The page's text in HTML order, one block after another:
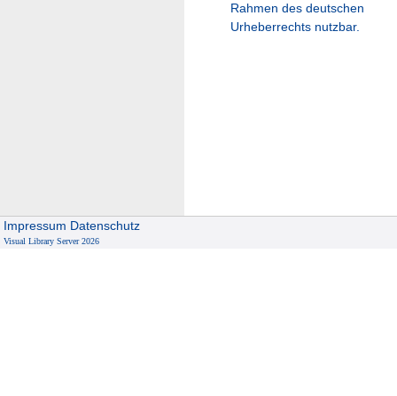
Rahmen des deutschen
Urheberrechts nutzbar.
Impressum Datenschutz
Visual Library Server 2026